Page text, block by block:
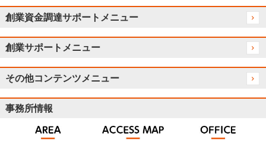
創業資金調達サポートメニュー
創業サポートメニュー
その他コンテンツメニュー
事務所情報